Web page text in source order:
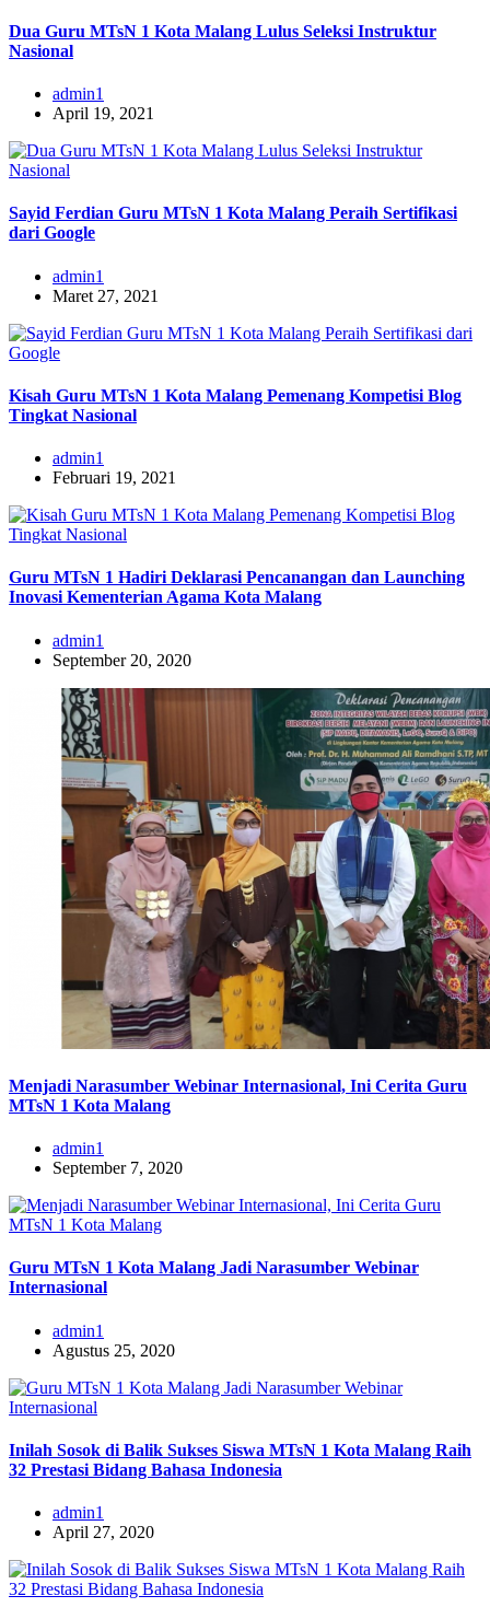
Dua Guru MTsN 1 Kota Malang Lulus Seleksi Instruktur
Nasional
admin1
April 19, 2021
Sayid Ferdian Guru MTsN 1 Kota Malang Peraih Sertifikasi
dari Google
admin1
Maret 27, 2021
Kisah Guru MTsN 1 Kota Malang Pemenang Kompetisi Blog
Tingkat Nasional
admin1
Februari 19, 2021
Guru MTsN 1 Hadiri Deklarasi Pencanangan dan Launching
Inovasi Kementerian Agama Kota Malang
admin1
September 20, 2020
Menjadi Narasumber Webinar Internasional, Ini Cerita Guru
MTsN 1 Kota Malang
admin1
September 7, 2020
Guru MTsN 1 Kota Malang Jadi Narasumber Webinar
Internasional
admin1
Agustus 25, 2020
Inilah Sosok di Balik Sukses Siswa MTsN 1 Kota Malang Raih
32 Prestasi Bidang Bahasa Indonesia
admin1
April 27, 2020